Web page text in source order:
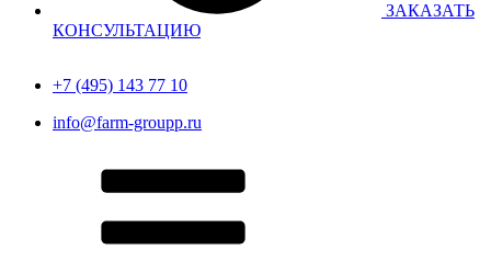
ЗАКАЗАТЬ
КОНСУЛЬТАЦИЮ
+7 (495) 143 77 10
info@farm-groupp.ru